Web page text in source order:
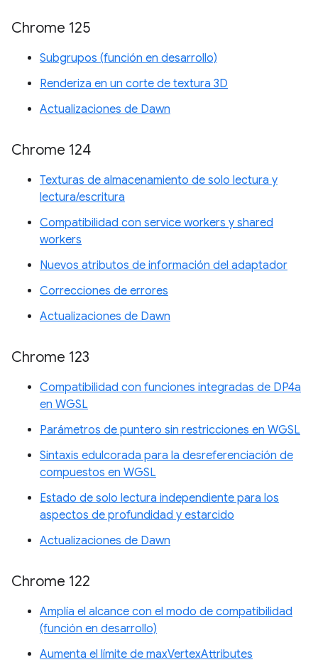
Chrome 125
Subgrupos (función en desarrollo)
Renderiza en un corte de textura 3D
Actualizaciones de Dawn
Chrome 124
Texturas de almacenamiento de solo lectura y
lectura/escritura
Compatibilidad con service workers y shared
workers
Nuevos atributos de información del adaptador
Correcciones de errores
Actualizaciones de Dawn
Chrome 123
Compatibilidad con funciones integradas de DP4a
en WGSL
Parámetros de puntero sin restricciones en WGSL
Sintaxis edulcorada para la desreferenciación de
compuestos en WGSL
Estado de solo lectura independiente para los
aspectos de profundidad y estarcido
Actualizaciones de Dawn
Chrome 122
Amplía el alcance con el modo de compatibilidad
(función en desarrollo)
Aumenta el límite de maxVertexAttributes